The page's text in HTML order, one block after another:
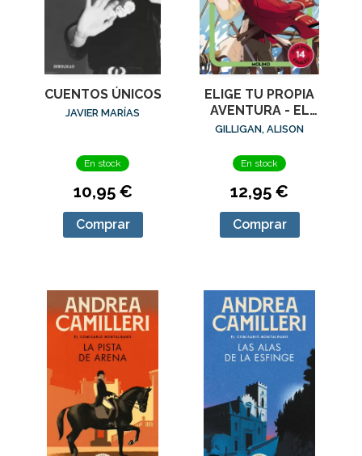
CUENTOS ÚNICOS
JAVIER MARÍAS
En stock
10,95 €
Comprar
ELIGE TU PROPIA
AVENTURA - EL
TESORO DEL
GILLIGAN, ALISON
En stock
12,95 €
Comprar